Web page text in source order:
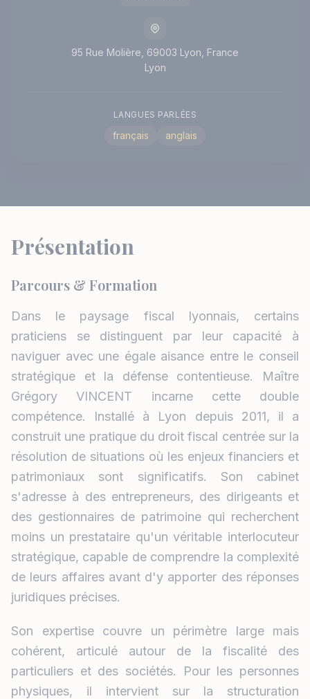
95 Rue Molière, 69003 Lyon, France
Lyon
LANGUES PARLÉES
français anglais
Présentation
Parcours & Formation
Dans le paysage fiscal lyonnais, certains
praticiens se distinguent par leur capacité à
naviguer avec une égale aisance entre le conseil
stratégique et la défense contentieuse. Maître
Grégory VINCENT incarne cette double
compétence. Installé à Lyon depuis 2011, il a
construit une pratique du droit fiscal centrée sur la
résolution de situations où les enjeux financiers et
patrimoniaux sont significatifs. Son cabinet
s'adresse à des entrepreneurs, des dirigeants et
des gestionnaires de patrimoine qui recherchent
moins un prestataire qu'un véritable interlocuteur
stratégique, capable de comprendre la complexité
de leurs affaires avant d'y apporter des réponses
juridiques précises.
Son expertise couvre un périmètre large mais
cohérent, articulé autour de la fiscalité des
particuliers et des sociétés. Pour les personnes
physiques, il intervient sur la structuration